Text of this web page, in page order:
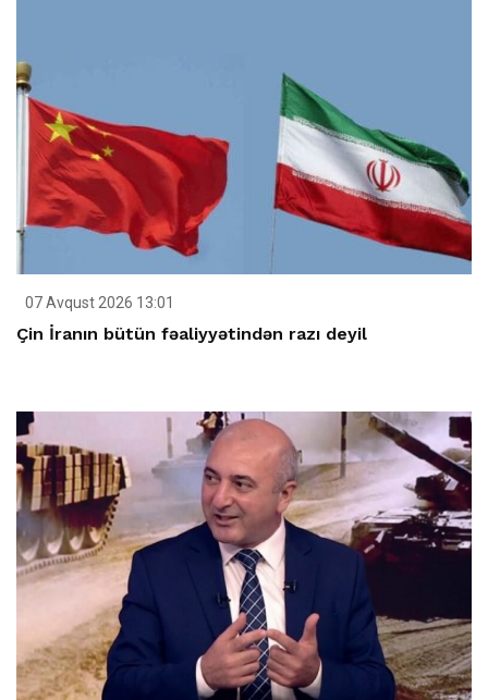
07 Avqust 2026 13:01
Çin İranın bütün fəaliyyətindən razı deyil